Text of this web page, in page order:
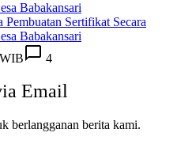
Sertifikat Secara
Babakansari
4
Email
berlangganan berita kami.